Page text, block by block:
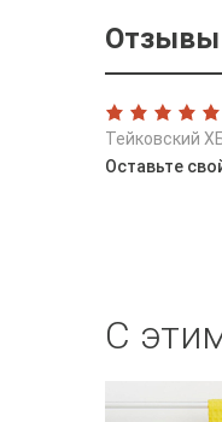
Отзывы
Тейковский
Оставьте
С